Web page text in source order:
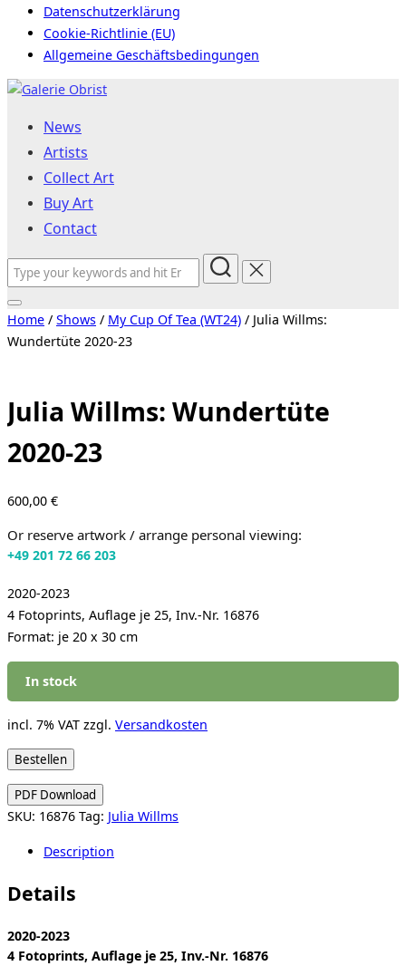
Datenschutzerklärung
Cookie-Richtlinie (EU)
Allgemeine Geschäftsbedingungen
Skip
contentNews
Artists
Collect Art
Buy Art
Contact
Search
for:
Toggle
sidebar
&
Home / Shows / My Cup Of Tea (WT24) / Julia Willms:
Wundertüte 2020-23
Julia Willms: Wundertüte
2020-23
600,00 €
Or reserve artwork / arrange personal viewing:
+49 201 72 66 203
2020-2023
4 Fotoprints, Auflage je 25, Inv.-Nr. 16876
Format: je 20 x 30 cm
In stock
incl. 7% VAT zzgl. Versandkosten
Julia
Willms:
Wundertüte
2020-
Bestellen
PDF Download
SKU: 16876 Tag: Julia Willms
Description
Details
2020-2023
4 Fotoprints, Auflage je 25, Inv.-Nr. 16876